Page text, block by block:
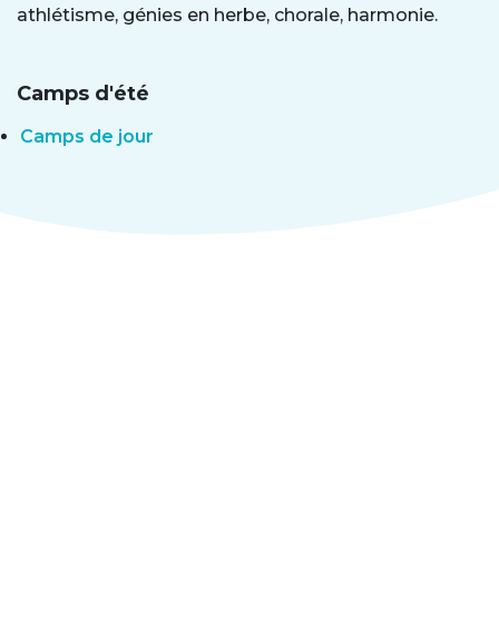
athlétisme, génies en herbe, chorale, harmonie.
Camps d'été
Camps de jour